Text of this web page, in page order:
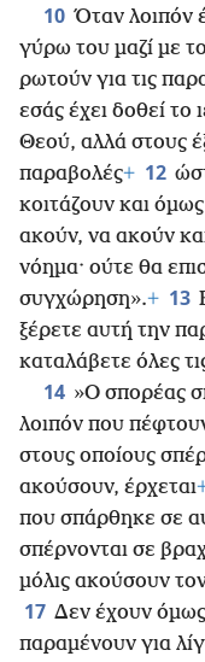
10 Όταν λοιπόν
γύρω του μαζί με
ρωτούν για τις
εσάς έχει δοθεί το
Θεού, αλλά στους
παραβολές+ 12
κοιτάζουν και
ακούν, να ακούν
νόημα· ούτε θα
συγχώρηση».+ 13
ξέρετε αυτή την
καταλάβετε όλες
14 »Ο σπορέας
λοιπόν που
στους οποίους
ακούσουν, έρχεται
που σπάρθηκε σε
σπέρνονται σε
μόλις ακούσουν
17 Δεν έχουν
παραμένουν για